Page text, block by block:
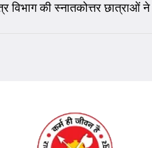
विभाग की स्नातकोत्तर छात्राओं